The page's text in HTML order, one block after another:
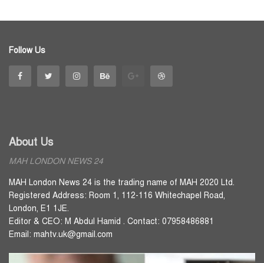
Follow Us
About Us
MAH LONDON NEWS 24
MAH London News 24 is the trading name of MAH 2020 Ltd.
Registered Address: Room 1, 112-116 Whitechapel Road,
London, E1 1JE.
Editor & CEO: M Abdul Hamid . Contact: 07958486881
Email: mahtv.uk@gmail.com